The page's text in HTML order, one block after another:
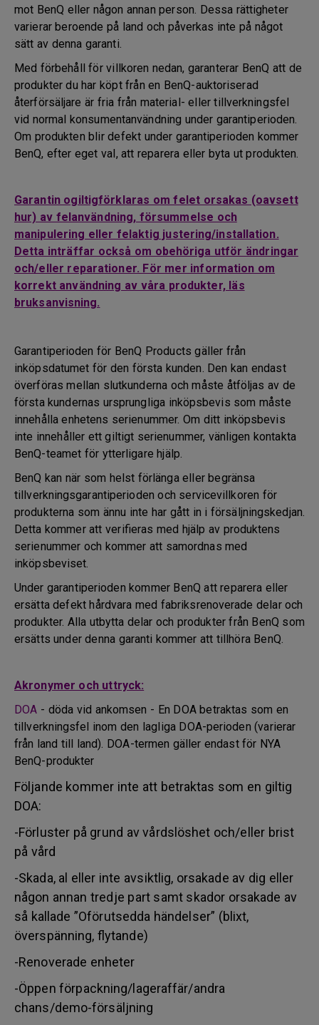
mot BenQ eller någon annan person. Dessa rättigheter
varierar beroende på land och påverkas inte på något
sätt av denna garanti.
Med förbehåll för villkoren nedan, garanterar BenQ att de
produkter du har köpt från en BenQ-auktoriserad
återförsäljare är fria från material- eller tillverkningsfel
vid normal konsumentanvändning under garantiperioden.
Om produkten blir defekt under garantiperioden kommer
BenQ, efter eget val, att reparera eller byta ut produkten.
Garantin ogiltigförklaras om felet orsakas (oavsett
hur) av felanvändning, försummelse och
manipulering eller felaktig justering/installation.
Detta inträffar också om obehöriga utför ändringar
och/eller reparationer. För mer information om
korrekt användning av våra produkter, läs
bruksanvisning.
Garantiperioden för BenQ Products gäller från
inköpsdatumet för den första kunden. Den kan endast
överföras mellan slutkunderna och måste åtföljas av de
första kundernas ursprungliga inköpsbevis som måste
innehålla enhetens serienummer. Om ditt inköpsbevis
inte innehåller ett giltigt serienummer, vänligen kontakta
BenQ-teamet för ytterligare hjälp.
BenQ kan när som helst förlänga eller begränsa
tillverkningsgarantiperioden och servicevillkoren för
produkterna som ännu inte har gått in i försäljningskedjan.
Detta kommer att verifieras med hjälp av produktens
serienummer och kommer att samordnas med
inköpsbeviset.
Under garantiperioden kommer BenQ att reparera eller
ersätta defekt hårdvara med fabriksrenoverade delar och
produkter. Alla utbytta delar och produkter från BenQ som
ersätts under denna garanti kommer att tillhöra BenQ.
Akronymer och uttryck:
DOA - döda vid ankomsen - En DOA betraktas som en
tillverkningsfel inom den lagliga DOA-perioden (varierar
från land till land). DOA-termen gäller endast för NYA
BenQ-produkter
Följande kommer inte att betraktas som en giltig
DOA:
-Förluster på grund av vårdslöshet och/eller brist
på vård
-Skada, al eller inte avsiktlig, orsakade av dig eller
någon annan tredje part samt skador orsakade av
så kallade ”Oförutsedda händelser” (blixt,
överspänning, flytande)
-Renoverade enheter
-Öppen förpackning/lageraffär/andra
chans/demo-försäljning